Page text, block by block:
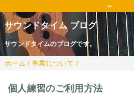
=
サウンドタイム ブログ
サウンドタイムのブログです。
ホーム / 事業について /
個人練習のご利用方法